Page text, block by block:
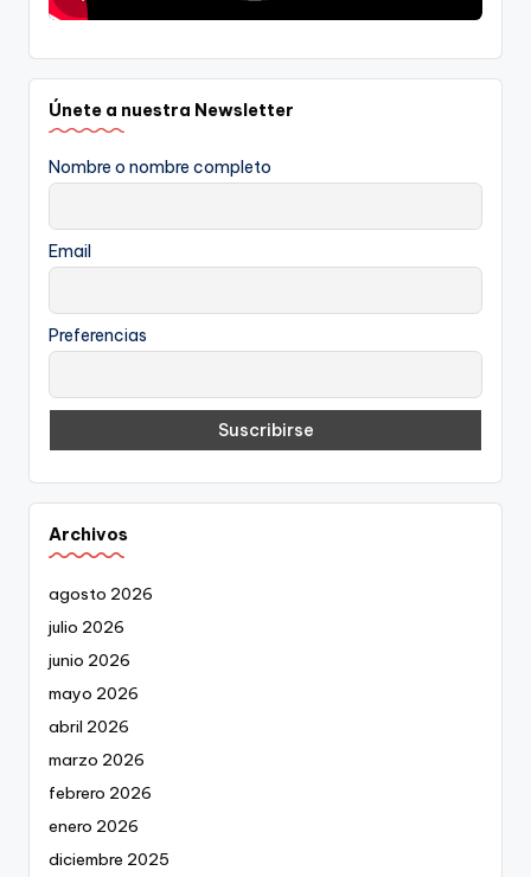
Únete a nuestra Newsletter
Nombre o nombre completo
Email
Preferencias
Archivos
agosto 2026
julio 2026
junio 2026
mayo 2026
abril 2026
marzo 2026
febrero 2026
enero 2026
diciembre 2025